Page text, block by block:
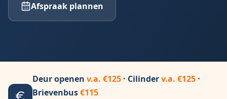
Afspraak plannen
Deur openen v.a. €125 · Cilinderv.a. €125 ·
Brievenbus€115